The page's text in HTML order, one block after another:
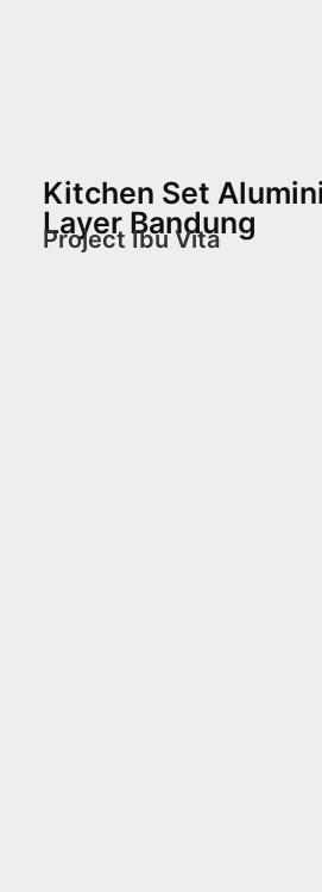
Kitchen Set
Layer Bandung
Project Ibu Vita